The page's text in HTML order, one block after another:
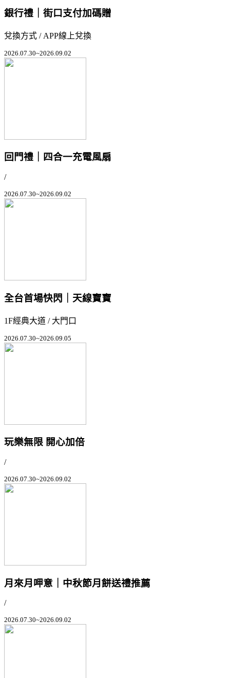
銀行禮｜街口支付加碼贈
兌換方式 / APP線上兌換
2026.07.30~2026.09.02
回門禮｜四合一充電風扇
/
2026.07.30~2026.09.02
全台首場快閃｜天線寶寶
1F經典大道 / 大門口
2026.07.30~2026.09.05
玩樂無限 開心加倍
/
2026.07.30~2026.09.02
月來月呷意｜中秋節月餅送禮推薦
/
2026.07.30~2026.09.02